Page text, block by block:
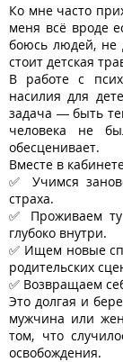
Ко мне часто
меня всё вроде
боюсь людей, не
стоит детская
В работе с
насилия для
задача — быть
человека не
обесценивает.
Вместе в
✅ Учимся
страха.
✅ Проживаем ту
глубоко внутри.
✅ Ищем новые
родительских
✅ Возвращаем
Это долгая и
мужчина или
том, что
освобождения.